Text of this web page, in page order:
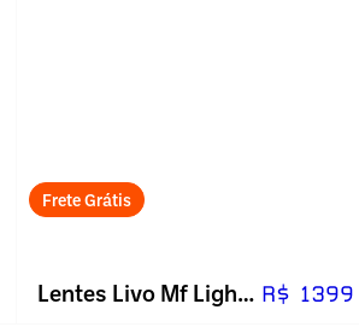
Frete Grátis
Lentes Livo Mf Light 1.59 Blue R$ 1399